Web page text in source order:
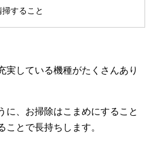
すること
実している機種がたくさんあり
に、お掃除はこまめにすること
ことで長持ちします。